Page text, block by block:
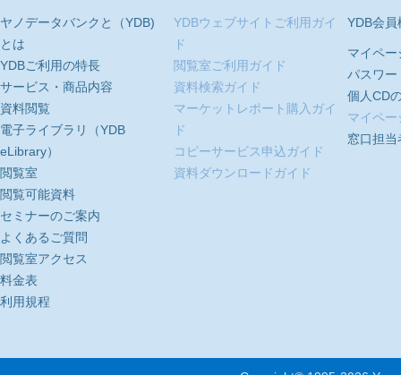
ヤノデータバンクと（YDB)
とは
YDBご利用の特長
サービス・商品内容
資料閲覧
電子ライブラリ（YDB
eLibrary）
閲覧室
閲覧可能資料
セミナーのご案内
よくあるご質問
閲覧室アクセス
料金表
利用規程
YDBウェブサイトご利用ガイ
ド
閲覧室ご利用ガイド
資料検索ガイド
マーケットレポート購入ガイ
ド
コピーサービス申込ガイド
資料ダウンロードガイド
YDB会員
マイペー
パスワー
個人CD
マイペー
窓口担